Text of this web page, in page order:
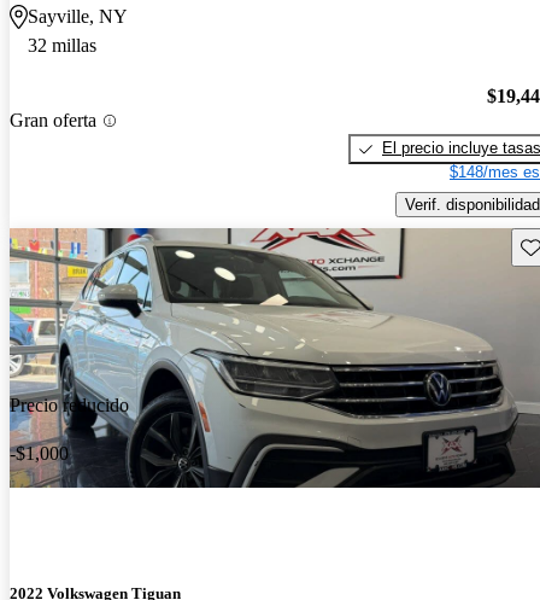
Sayville, NY
32 millas
Gran oferta
El precio incluye tasas
$148/mes
Verif. disponibilidad
Precio reducido
-$1,000
2022 Volkswagen Tiguan